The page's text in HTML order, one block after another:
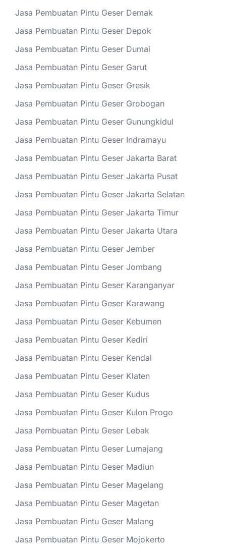
Jasa Pembuatan Pintu Geser Demak
Jasa Pembuatan Pintu Geser Depok
Jasa Pembuatan Pintu Geser Dumai
Jasa Pembuatan Pintu Geser Garut
Jasa Pembuatan Pintu Geser Gresik
Jasa Pembuatan Pintu Geser Grobogan
Jasa Pembuatan Pintu Geser Gunungkidul
Jasa Pembuatan Pintu Geser Indramayu
Jasa Pembuatan Pintu Geser Jakarta Barat
Jasa Pembuatan Pintu Geser Jakarta Pusat
Jasa Pembuatan Pintu Geser Jakarta Selatan
Jasa Pembuatan Pintu Geser Jakarta Timur
Jasa Pembuatan Pintu Geser Jakarta Utara
Jasa Pembuatan Pintu Geser Jember
Jasa Pembuatan Pintu Geser Jombang
Jasa Pembuatan Pintu Geser Karanganyar
Jasa Pembuatan Pintu Geser Karawang
Jasa Pembuatan Pintu Geser Kebumen
Jasa Pembuatan Pintu Geser Kediri
Jasa Pembuatan Pintu Geser Kendal
Jasa Pembuatan Pintu Geser Klaten
Jasa Pembuatan Pintu Geser Kudus
Jasa Pembuatan Pintu Geser Kulon Progo
Jasa Pembuatan Pintu Geser Lebak
Jasa Pembuatan Pintu Geser Lumajang
Jasa Pembuatan Pintu Geser Madiun
Jasa Pembuatan Pintu Geser Magelang
Jasa Pembuatan Pintu Geser Magetan
Jasa Pembuatan Pintu Geser Malang
Jasa Pembuatan Pintu Geser Mojokerto